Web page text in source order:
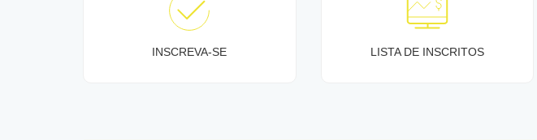
INSCREVA-SE LISTA DE INSCRITOS